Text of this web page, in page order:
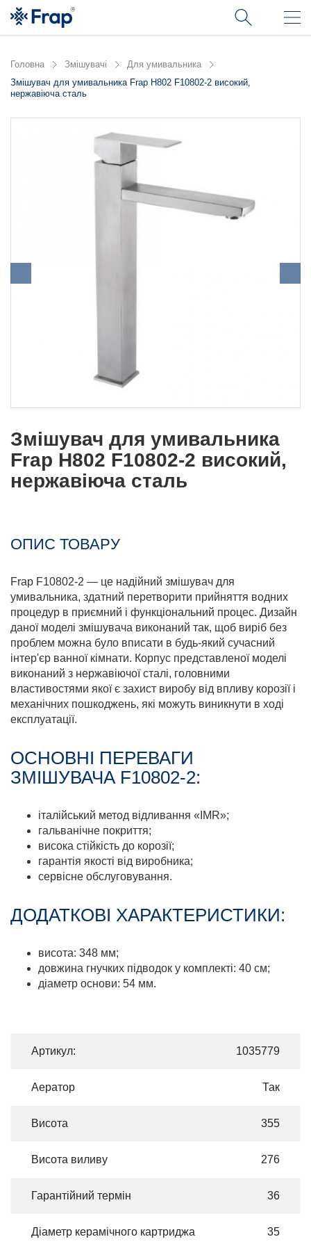
Головна Змішувачі
Для умивальника
Змішувач для умивальника Frap H802 F10802-2 високий,
нержавіюча сталь
Змішувач для умивальника
Frap H802 F10802-2 високий,
нержавіюча сталь
ОПИС ТОВАРУ
Frap F10802-2 — це надійний змішувач для
умивальника, здатний перетворити прийняття водних
процедур в приємний і функціональний процес. Дизайн
даної моделі змішувача виконаний так, щоб виріб без
проблем можна було вписати в будь-який сучасний
інтер'єр ванної кімнати. Корпус представленої моделі
виконаний з нержавіючої сталі, головними
властивостями якої є захист виробу від впливу корозії і
механічних пошкоджень, які можуть виникнути в ході
експлуатації.
ОСНОВНІ ПЕРЕВАГИ
ЗМІШУВАЧА F10802-2:
італійський метод відливання «IMR»;
гальванічне покриття;
висока стійкість до корозії;
гарантія якості від виробника;
сервісне обслуговування.
ДОДАТКОВІ ХАРАКТЕРИСТИКИ:
висота: 348 мм;
довжина гнучких підводок у комплекті: 40 см;
діаметр основи: 54 мм.
Артикул: 1035779
Аератор Так
Висота 355
Висота виливу 276
Гарантійний термін 36
Діаметр керамічного картриджа 35